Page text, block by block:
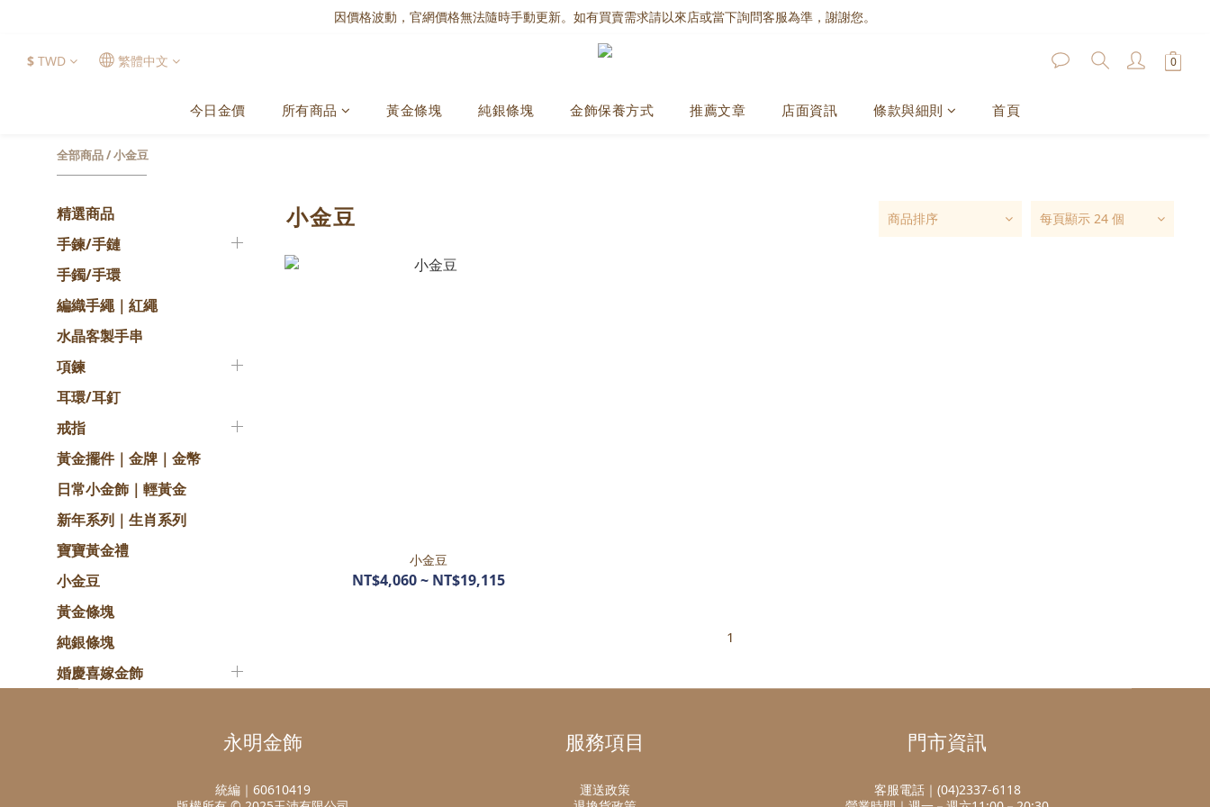
因價格波動，官網價格無法隨時手動更新。如有買賣需求請以來店或當下詢問客服為準，謝謝您。
$ TWD 繁體中文
今日金價 所有商品 黃金條塊 純銀條塊 金飾保養方式 推薦文章 店面資訊 條款與細則 首頁
全部商品/小金豆
精選商品
手鍊/手鏈
手鐲/手環
編織手繩｜紅繩
水晶客製手串
項鍊
耳環/耳釘
戒指
黃金擺件｜金牌｜金幣
日常小金飾｜輕黃金
新年系列｜生肖系列
寶寶黃金禮
小金豆
黃金條塊
純銀條塊
婚慶喜嫁金飾
小金豆 商品排序 每頁顯示 24 個
小金豆
NT$4,060 ~ NT$19,115
1
永明金飾
統編｜60610419
服務項目
運送政策
門市資訊
客服電話｜(04)2337-6118